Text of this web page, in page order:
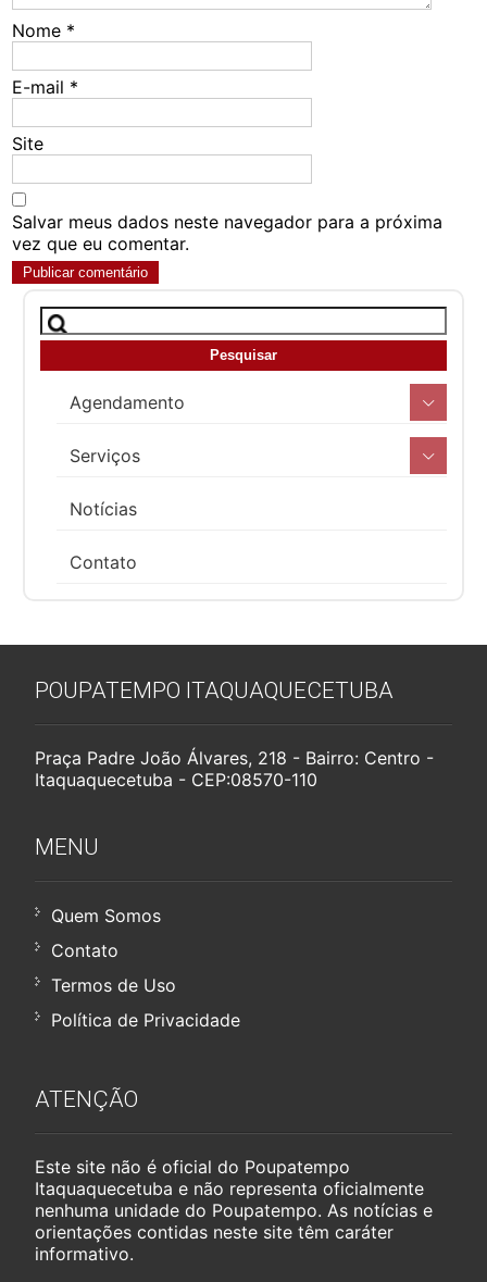
Nome *
E-mail *
Site
Salvar meus dados neste navegador para a próxima
vez que eu comentar.
Agendamento
Serviços
Notícias
Contato
POUPATEMPO ITAQUAQUECETUBA
Praça Padre João Álvares, 218 - Bairro: Centro -
Itaquaquecetuba - CEP:08570-110
MENU
Quem Somos
Contato
Termos de Uso
Política de Privacidade
ATENÇÃO
Este site não é oficial do Poupatempo
Itaquaquecetuba e não representa oficialmente
nenhuma unidade do Poupatempo. As notícias e
orientações contidas neste site têm caráter
informativo.